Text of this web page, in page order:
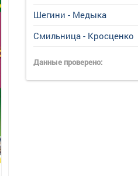
Шегини - Медыка
Смильница - Кросценко
Данные проверено: